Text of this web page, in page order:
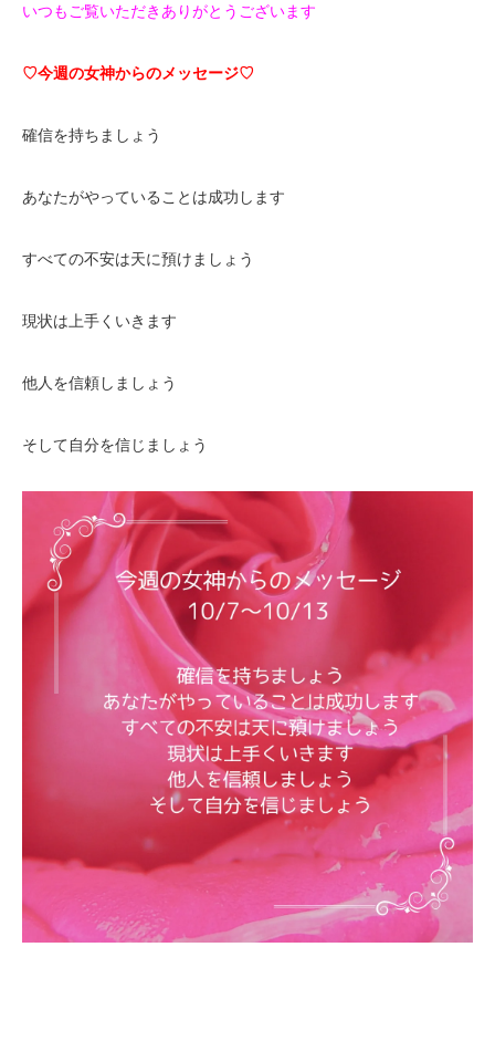
いつもご覧いただきありがとうございます
♡今週の女神からのメッセージ♡
確信を持ちましょう
あなたがやっていることは成功します
すべての不安は天に預けましょう
現状は上手くいきます
他人を信頼しましょう
そして自分を信じましょう